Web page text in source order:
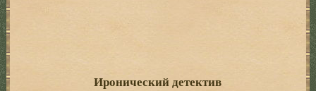
Иронический детектив